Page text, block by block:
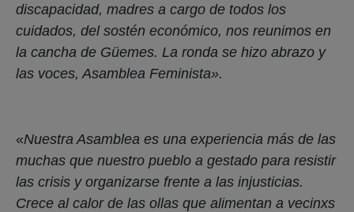
discapacidad, madres a cargo de todos los
cuidados, del sostén económico, nos reunimos en
la cancha de Güemes. La ronda se hizo abrazo y
las voces, Asamblea Feminista».
«Nuestra Asamblea es una experiencia más de las
muchas que nuestro pueblo a gestado para resistir
las crisis y organizarse frente a las injusticias.
Crece al calor de las ollas que alimentan a vecinxs